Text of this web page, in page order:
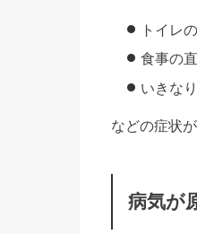
トイレ
食事の
いきな
などの症状
病気が